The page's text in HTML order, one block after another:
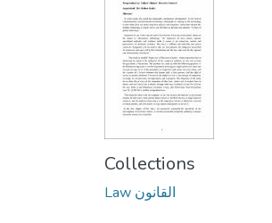
Collections
Law القانون